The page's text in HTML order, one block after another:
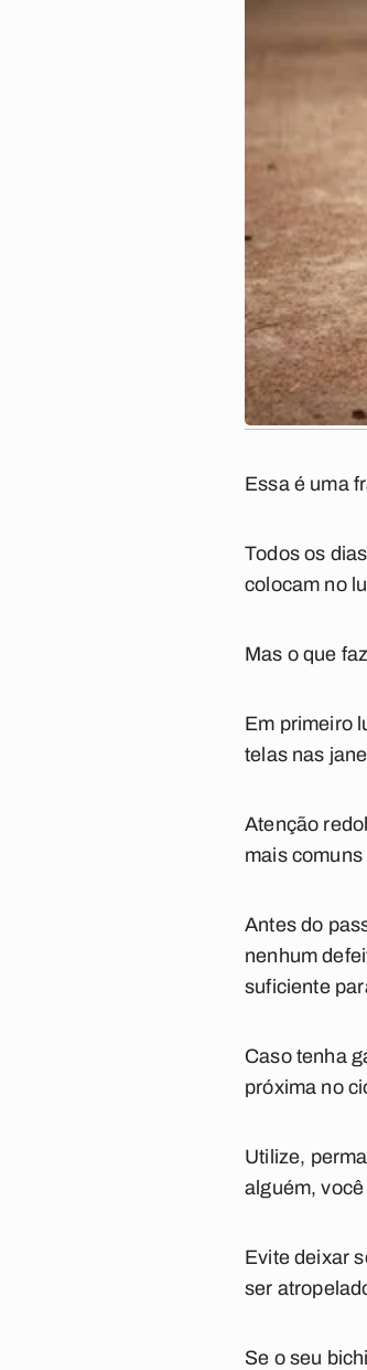
Essa é uma
Todos os
colocam no
Mas o que
Em primeiro
telas nas
Atenção
mais
Antes do
nenhum
suficiente
Caso tenha
próxima no
Utilize,
alguém,
Evite deixar
ser
Se o seu